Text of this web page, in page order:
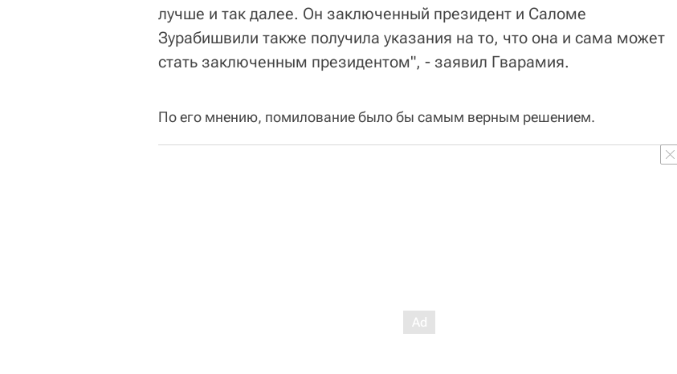
лучше и так далее. Он заключенный президент и Саломе
Зурабишвили также получила указания на то, что она и сама может
стать заключенным президентом", - заявил Гварамия.
По его мнению, помилование было бы самым верным решением.